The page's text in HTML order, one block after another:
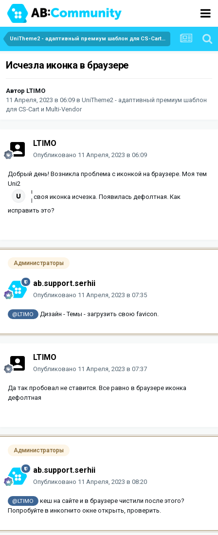
UniTheme2 - адаптивный премиум шаблон для CS-Cart и Multi-Vendor
Исчезла иконка в браузере
Автор LTIMO
11 Апреля, 2023 в 06:09 в UniTheme2 - адаптивный премиум шаблон
для CS-Cart и Multi-Vendor
LTIMO
Опубликовано 11 Апреля, 2023 в 06:09
Добрый день! Возникла проблема с иконкой на браузере. Моя тем
Uni2
своя иконка исчезка. Появилась дефолтная. Как
исправить это?
Администраторы
ab.support.serhii
Опубликовано 11 Апреля, 2023 в 07:35
@LTIMO Дизайн - Темы - загрузить свою favicon.
LTIMO
Опубликовано 11 Апреля, 2023 в 07:37
Да так пробовал не ставится. Все равно в браузере иконка
дефолтная
Администраторы
ab.support.serhii
Опубликовано 11 Апреля, 2023 в 08:20
@LTIMO
кеш на сайте и в браузере чистили после этого?
Попробуйте в инкогнито окне открыть, проверить.